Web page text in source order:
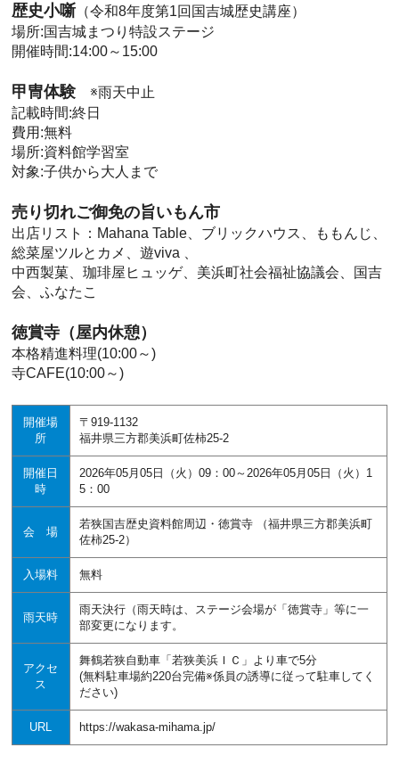
歴史小噺（令和8年度第1回国吉城歴史講座）
場所:国吉城まつり特設ステージ
開催時間:14:00～15:00
甲冑体験
※雨天中止
記載時間:終日
費用:無料
場所:資料館学習室
対象:子供から大人まで
売り切れご御免の旨いもん市
出店リスト：Mahana Table、ブリックハウス、ももんじ、
総菜屋ツルとカメ、遊viva 、
中西製菓、珈琲屋ヒュッゲ、美浜町社会福祉協議会、国吉
会、ふなたこ
徳賞寺（屋内休憩）
本格精進料理(10:00～)
寺CAFE(10:00～)
開催場
所
〒919-1132
福井県三方郡美浜町佐柿25-2
開催日
時
2026年05月05日（火）09：00～2026年05月05日（火）1
5：00
会 場
若狭国吉歴史資料館周辺・徳賞寺 （福井県三方郡美浜町
佐柿25-2）
入場料 無料
雨天時
雨天決行（雨天時は、ステージ会場が「徳賞寺」等に一
部変更になります。
アクセ
ス
舞鶴若狭自動車「若狭美浜ＩＣ」より車で5分
(無料駐車場約220台完備※係員の誘導に従って駐車してく
ださい)
URL https://wakasa-mihama.jp/